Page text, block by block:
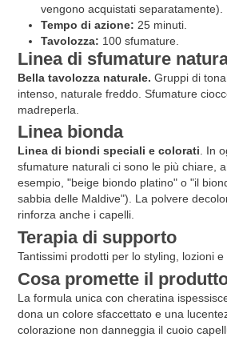
vengono acquistati separatamente).
Tempo di azione: 25 minuti.
Tavolozza: 100 sfumature.
Linea di sfumature
Bella tavolozza naturale. Gruppi di
intenso, naturale freddo. Sfumature
madreperla.
Linea bionda
Linea di biondi speciali e colorati. In
sfumature naturali ci sono le più chiare,
esempio, "beige biondo platino" o "il
sabbia delle Maldive"). La polvere
rinforza anche i capelli.
Terapia di supporto
Tantissimi prodotti per lo styling, lozioni e
Cosa promette il
La formula unica con cheratina
dona un colore sfaccettato e una
colorazione non danneggia il cuoio